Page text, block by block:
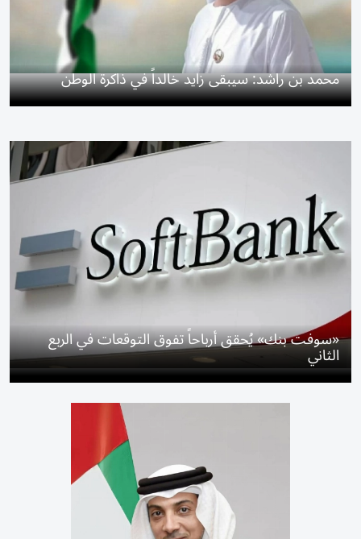
محمد بن راشد: سيبقى زايد خالداً في ذاكرة الوطن
«سوفت بنك» يُحقق أرباحاً تفوق التوقعات في الربع
الثاني